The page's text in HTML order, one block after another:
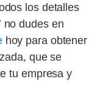
los detalles
no dudes en
hoy para obtener
que se
tu empresa y